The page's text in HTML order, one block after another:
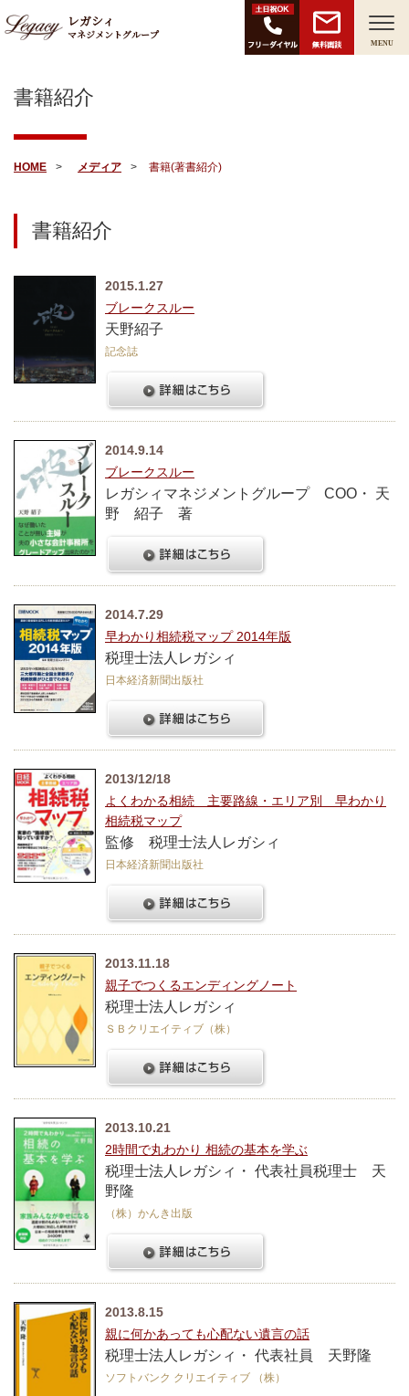
レガシィ
マネジメントグループ
無料面談 MENU
書籍紹介
HOME メディア 書籍(著書紹介)
書籍紹介
2015.1.27
ブレークスルー
天野紹子
記念誌
2014.9.14
ブレークスルー
レガシィマネジメントグループ COO・ 天
野 紹子 著
2014.7.29
早わかり相続税マップ 2014年版
税理士法人レガシィ
日本経済新聞出版社
2013/12/18
よくわかる相続 主要路線・エリア別 早わかり
相続税マップ
監修 税理士法人レガシィ
日本経済新聞出版社
2013.11.18
親子でつくるエンディングノート
税理士法人レガシィ
ＳＢクリエイティブ（株）
2013.10.21
2時間で丸わかり 相続の基本を学ぶ
税理士法人レガシィ・ 代表社員税理士 天
野隆
（株）かんき出版
2013.8.15
親に何かあっても心配ない遺言の話
税理士法人レガシィ・ 代表社員 天野隆
ソフトバンク クリエイティブ （株）